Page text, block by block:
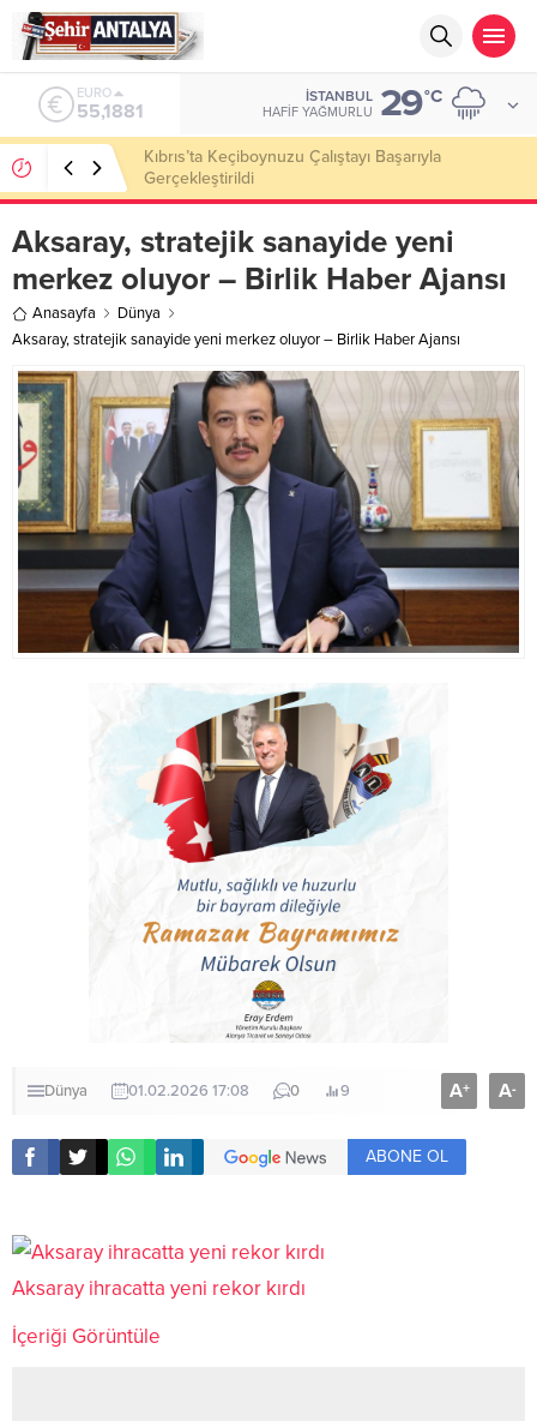
ALTIN
6.660,55
İSTANBUL
HAFIF YAĞMURLU 29°C
LGS’de 500 Tam Puan, YKS’de İlk 1000 Başarısı:
Doğru Cevap Eğitim Kurumları Zirvede
Aksaray, stratejik sanayide yeni
merkez oluyor – Birlik Haber Ajansı
Anasayfa
Dünya
Aksaray, stratejik sanayide yeni merkez oluyor – Birlik Haber Ajansı
Dünya 01.02.2026 17:08 0 9 A+ A-
ABONE OL
Aksaray ihracatta yeni rekor kırdı
İçeriği Görüntüle